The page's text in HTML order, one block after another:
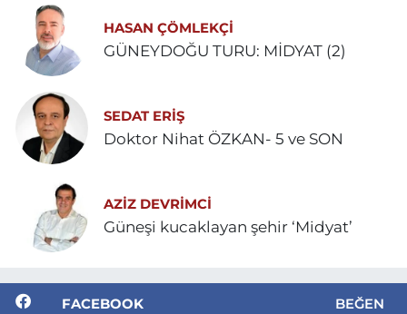
HASAN ÇÖMLEKÇİ
GÜNEYDOĞU TURU: MİDYAT (2)
SEDAT ERİŞ
Doktor Nihat ÖZKAN- 5 ve SON
AZIZ DEVRIMCI
Güneşi kucaklayan şehir ‘Midyat’
FACEBOOK BEĞEN